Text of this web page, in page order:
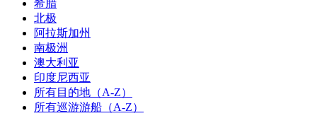
希腊
北极
阿拉斯加州
南极洲
澳大利亚
印度尼西亚
所有目的地（A-Z）
所有巡游游船（A-Z）